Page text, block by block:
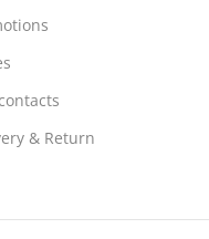
& Return